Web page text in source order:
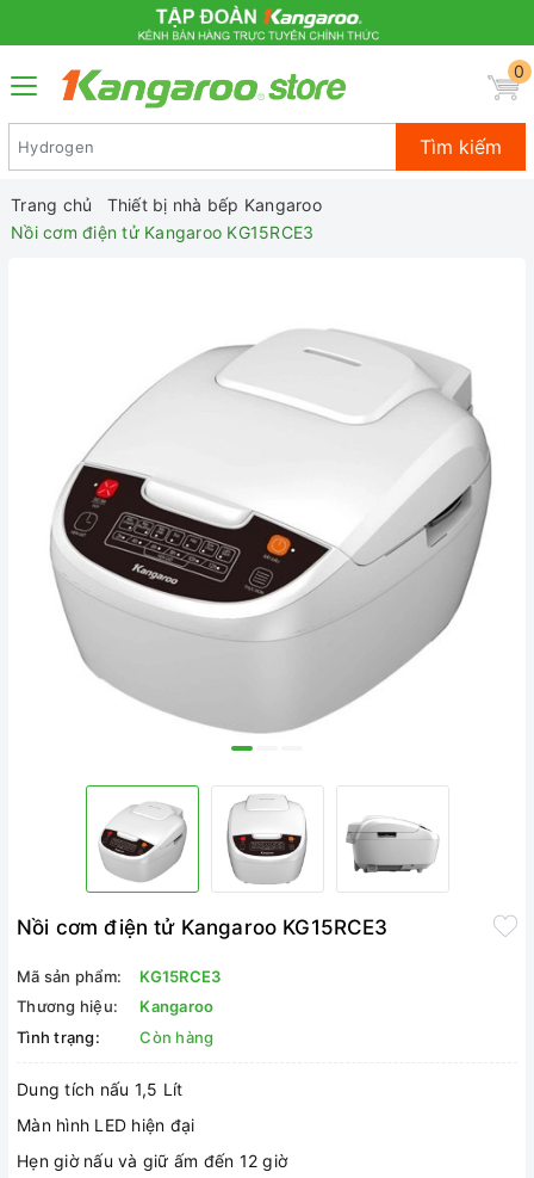
0
Tìm kiếm
Trang chủ
Thiết bị nhà bếp Kangaroo
Nồi cơm điện tử Kangaroo KG15RCE3
Nồi cơm điện tử Kangaroo KG15RCE3
Mã sản phẩm:
KG15RCE3
Thương hiệu:
Kangaroo
Tình trạng:
Còn hàng
Dung tích nấu 1,5 Lít
Màn hình LED hiện đại
Hẹn giờ nấu và giữ ấm đến 12 giờ